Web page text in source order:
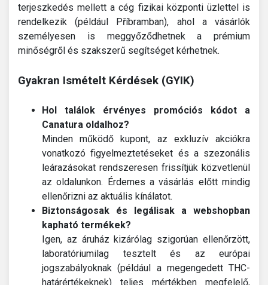
terjeszkedés mellett a cég fizikai központi üzlettel is
rendelkezik (például Příbramban), ahol a vásárlók
személyesen is meggyőződhetnek a prémium
minőségről és szakszerű segítséget kérhetnek.
Gyakran Ismételt Kérdések (GYIK)
Hol találok érvényes promóciós kódot a
Canatura oldalhoz?
Minden működő kupont, az exkluzív akciókra
vonatkozó figyelmeztetéseket és a szezonális
leárazásokat rendszeresen frissítjük közvetlenül
az oldalunkon. Érdemes a vásárlás előtt mindig
ellenőrizni az aktuális kínálatot.
Biztonságosak és legálisak a webshopban
kapható termékek?
Igen, az áruház kizárólag szigorúan ellenőrzött,
laboratóriumilag tesztelt és az európai
jogszabályoknak (például a megengedett THC-
határértékeknek) teljes mértékben megfelelő,